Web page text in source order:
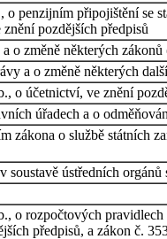
penzijním připojištění se
pozdějších předpisů
o změně některých
a o změně některých
o účetnictví, ve znění
úřadech a o
zákona o službě státních
ústředních
o rozpočtových
předpisů, a zákon č.